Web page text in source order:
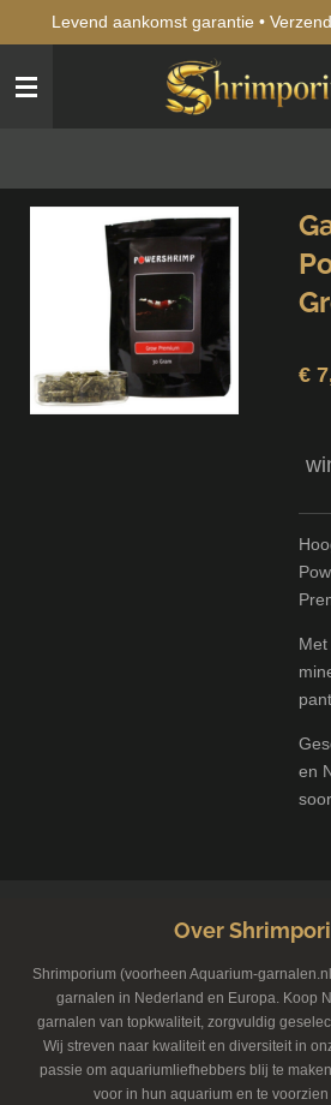
naar
hoofdinhoud
Levend aankomst garantie •
€
en
Over
Shrimporium (voorheen Aquarium-
garnalen in Nederland en Europa. Koop
garnalen van topkwaliteit, zorgvuldig
Wij streven naar kwaliteit en diversiteit in
passie om aquariumliefhebbers blij te
voor in hun aquarium en te